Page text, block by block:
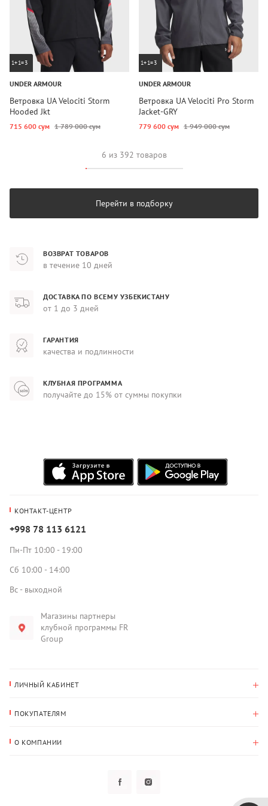
1+1=3
UNDER ARMOUR
Ветровка UA Velociti Storm
Hooded Jkt
715 600 сум 1 789 000 сум
1+1=3
UNDER ARMOUR
Ветровка UA Velociti Pro Storm
Jacket-GRY
779 600 сум 1 949 000 сум
6 из 392 товаров
Перейти в подборку
ВОЗВРАТ ТОВАРОВ
в течение 10 дней
ДОСТАВКА ПО ВСЕМУ УЗБЕКИСТАНУ
от 1 до 3 дней
ГАРАНТИЯ
качества и подлинности
КЛУБНАЯ ПРОГРАММА
получайте до 15% от суммы покупки
КОНТАКТ-ЦЕНТР
+998 78 113 6121
Пн-Пт 10:00 - 19:00
Сб 10:00 - 14:00
Вс - выходной
Магазины партнеры
клубной программы FR
Group
ЛИЧНЫЙ КАБИНЕТ
Адрес для доставки
ПОКУПАТЕЛЯМ
О КОМПАНИИ
Политика конфиденциальности